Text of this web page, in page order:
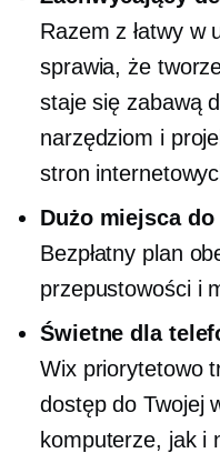
Razem złatwy w
sprawia, że
staje się zabawą
narzędziom i
stron
Dużo miejsca
Bezpłatny plan
przepustowości i
Świetne dla
Wix priorytetowo
dostęp do Twojej
komputerze, jak i